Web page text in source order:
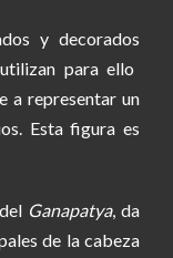
y decorados
para ello
a representar un
Esta figura es
Ganapatya, da
de la cabeza